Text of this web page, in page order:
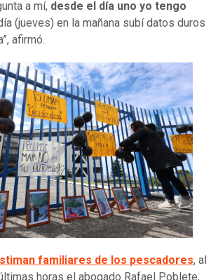
a mí, desde el día uno yo tengo
(jueves) en la mañana subí datos duros
afirmó.
familiares de los pescadores, al
horas el abogado Rafael Poblete,